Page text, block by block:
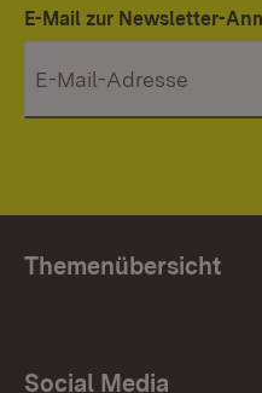
E-Mail zur Newsletter-
Themenübersicht
Social Media